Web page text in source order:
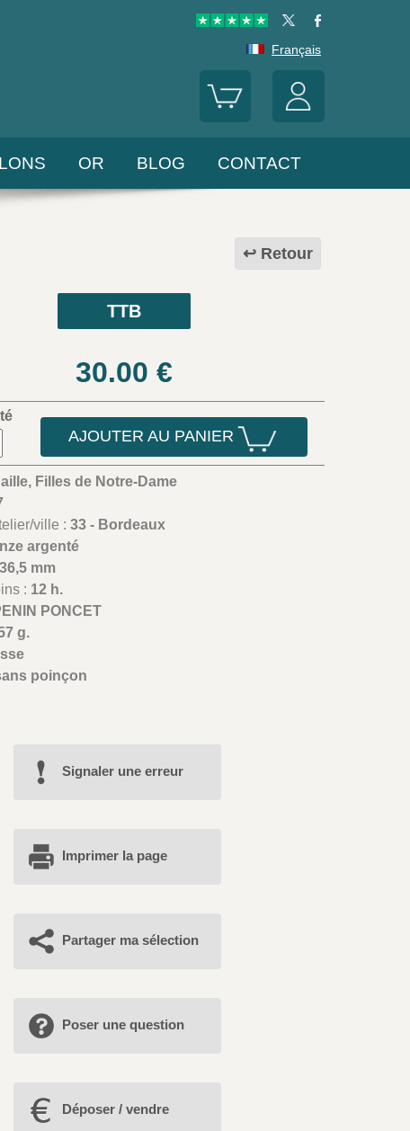
Français
OR BLOG CONTACT
Retour
TTB
30.00 €
AJOUTER AU PANIER
Filles de Notre-Dame
ville :33 - Bordeaux
argenté
36,5 mm
: 12 h.
PONCET
g.
poinçon
Signaler une erreur
Imprimer la page
Partager ma sélection
Poser une question
Déposer / vendre